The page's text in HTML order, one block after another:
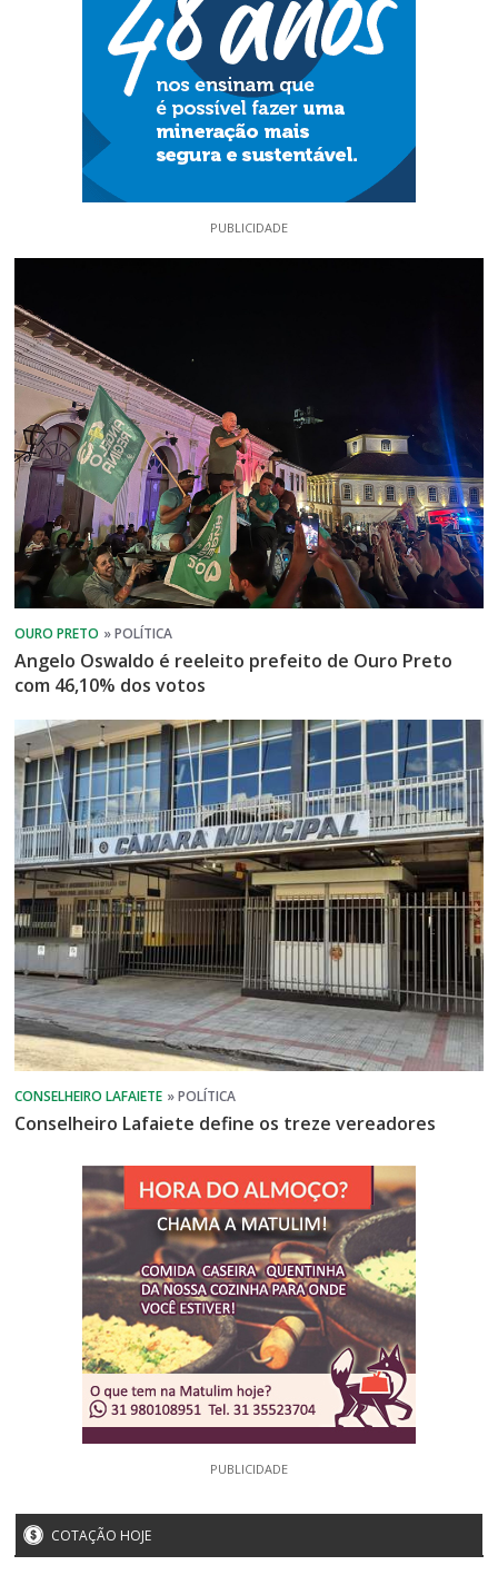
PUBLICIDADE
Angelo Oswaldo é reeleito prefeito de Ouro Preto
com 46,10% dos votos
Conselheiro Lafaiete define os treze vereadores
PUBLICIDADE
COTAÇÃO HOJE